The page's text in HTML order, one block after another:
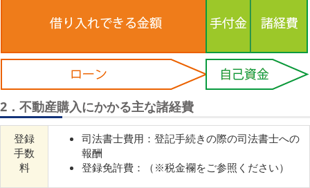
2．不動産購入にかかる主な諸経費
登録
手数
料
司法書士費用：登記手続きの際の司法書士への
報酬
登録免許費：（※税金襴をご参照ください）